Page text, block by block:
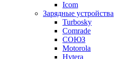
Icom
Зарядные устройства
Turbosky
Comrade
СОЮЗ
Motorola
Hytera